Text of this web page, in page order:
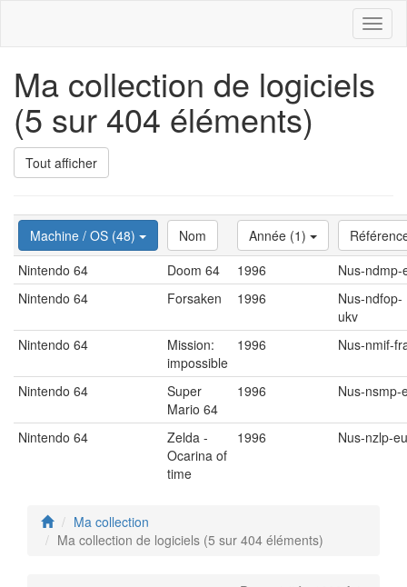
Ma collection de logiciels
(5 sur 404 éléments)
Tout afficher
Machine / OS (48) Nom Année (1)
Nintendo 64
Doom 64 1996
Nus-ndmp-
Nintendo 64
Forsaken 1996
Nus-ndfop-
ukv
Nintendo 64
Mission:
impossible
1996 Nus-nmif-
Nintendo 64
Super
Mario 64
1996 Nus-nsmp-
Nintendo 64
Zelda -
Ocarina of
time
1996 Nus-nzlp-
Ma collection
Ma collection de logiciels (5 sur 404 éléments)